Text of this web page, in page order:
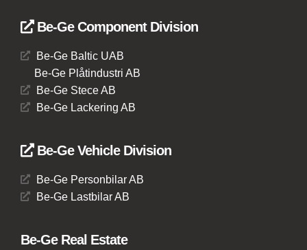
Be-Ge Component Division
Be-Ge Baltic UAB
Be-Ge Plåtindustri AB
Be-Ge Stece AB
Be-Ge Lackering AB
Be-Ge Vehicle Division
Be-Ge Personbilar AB
Be-Ge Lastbilar AB
Be-Ge Real Estate